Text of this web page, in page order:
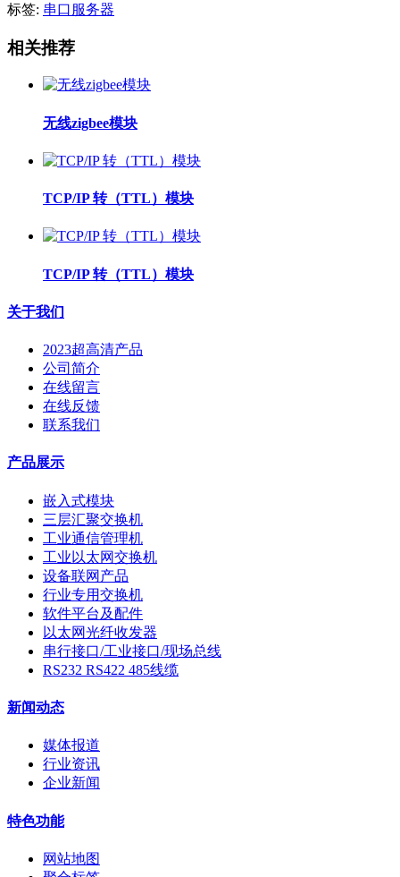
标签: 串口服务器
相关推荐
无线zigbee模块
TCP/IP 转（TTL）模块
TCP/IP 转（TTL）模块
关于我们
2023超高清产品
公司简介
在线留言
在线反馈
联系我们
产品展示
嵌入式模块
三层汇聚交换机
工业通信管理机
工业以太网交换机
设备联网产品
行业专用交换机
软件平台及配件
以太网光纤收发器
串行接口/工业接口/现场总线
RS232 RS422 485线缆
新闻动态
媒体报道
行业资讯
企业新闻
特色功能
网站地图